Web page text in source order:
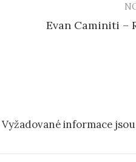
Evan Caminiti –
Vyžadované informace